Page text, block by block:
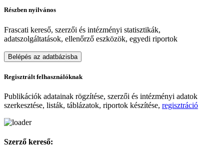
Részben nyilvános
Frascati kereső, szerzői és intézményi statisztikák,
adatszolgáltatások, ellenőrző eszközök, egyedi riportok
Belépés az adatbázisba
Regisztrált felhasználóknak
Publikációk adatainak rögzítése, szerzői és intézményi adatok
szerkesztése, listák, táblázatok, riportok készítése, regisztráció
Szerző kereső: